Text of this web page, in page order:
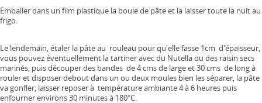
Emballer dans un film plastique la boule de pâte et la laisser toute la nuit au
frigo.
Le lendemain, étaler la pâte au rouleau pour qu'elle fasse 1cm d'épaisseur,
vous pouvez éventuellement la tartiner avec du Nutella ou des raisin secs
marinés, puis découper des bandes de 4 cms de large et 30 cms de long à
rouler et disposer debout dans un ou deux moules bien les séparer, la pâte
va gonfler, laisser reposer à température ambiante 4 à 6 heures puis
enfourner environs 30 minutes à 180°C.